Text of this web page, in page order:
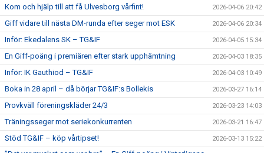
Kom och hjälp till att få Ulvesborg vårfint! 2026-04-06 20:42
Giff vidare till nästa DM-runda efter seger mot ESK 2026-04-06 20:34
Inför: Ekedalens SK – TG&IF 2026-04-05 15:34
En Giff-poäng i premiären efter stark upphämtning 2026-04-03 18:35
Inför: IK Gauthiod – TG&IF 2026-04-03 10:49
Boka in 28 april – då börjar TG&IF:s Bollekis 2026-03-27 16:14
Provkväll föreningskläder 24/3 2026-03-23 14:03
Träningsseger mot seriekonkurrenten 2026-03-21 16:47
Stöd TG&IF – köp vårtipset! 2026-03-13 15:22